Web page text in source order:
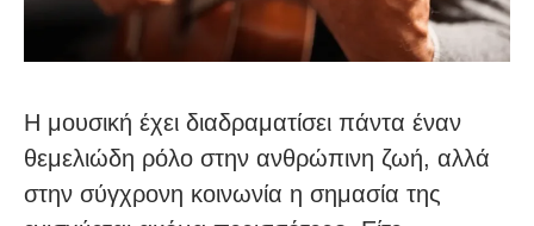
Η μουσική έχει διαδραματίσει πάντα έναν
θεμελιώδη ρόλο στην ανθρώπινη ζωή, αλλά
στην σύγχρονη κοινωνία η σημασία της